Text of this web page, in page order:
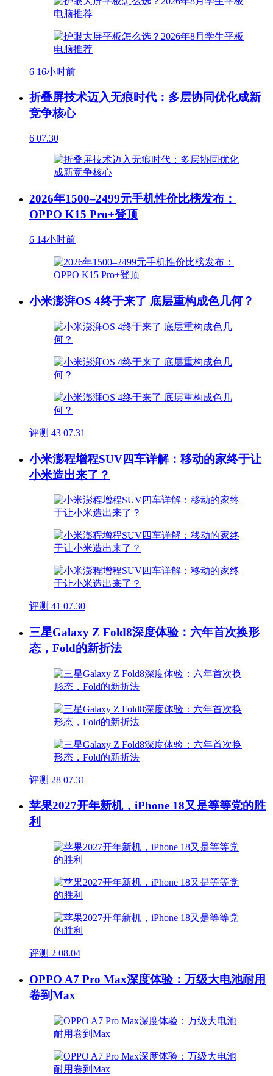
6 16小时前
折叠屏技术迈入无痕时代：多层协同优化成新
竞争核心
6 07.30
2026年1500–2499元手机性价比榜发布：
OPPO K15 Pro+登顶
6 14小时前
小米澎湃OS 4终于来了 底层重构成色几何？
评测 43 07.31
小米澎程增程SUV四车详解：移动的家终于让
小米造出来了？
评测 41 07.30
三星Galaxy Z Fold8深度体验：六年首次换形
态，Fold的新折法
评测 28 07.31
苹果2027开年新机，iPhone 18又是等等党的胜
利
评测 2 08.04
OPPO A7 Pro Max深度体验：万级大电池耐用
卷到Max